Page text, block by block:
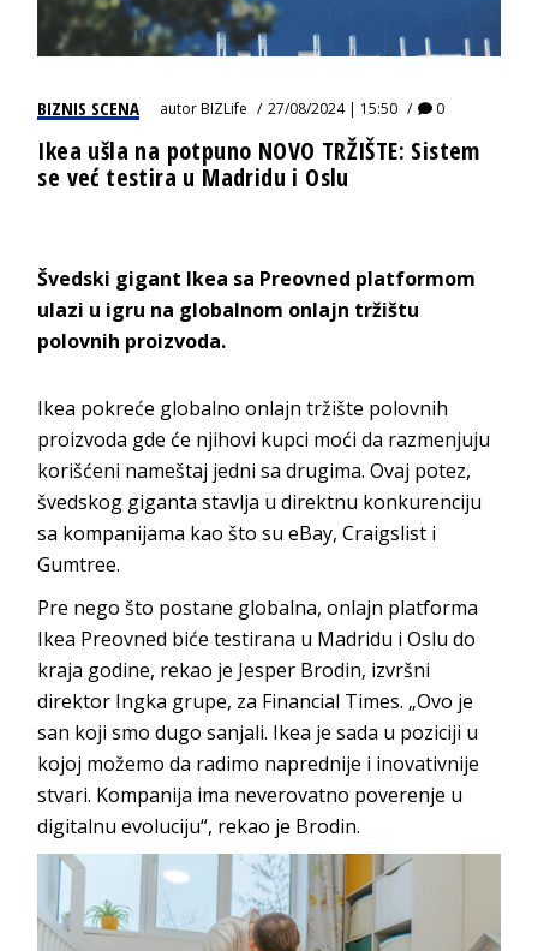
BIZNIS SCENA autorBIZLife 27/08/2024 | 15:50 0
Ikea ušla na potpuno NOVO TRŽIŠTE: Sistem
se već testira u Madridu i Oslu
Švedski gigant Ikea sa Preovned platformom
ulazi u igru na globalnom onlajn tržištu
polovnih proizvoda.
Ikea pokreće globalno onlajn tržište polovnih
proizvoda gde će njihovi kupci moći da razmenjuju
korišćeni nameštaj jedni sa drugima. Ovaj potez,
švedskog giganta stavlja u direktnu konkurenciju
sa kompanijama kao što su eBay, Craigslist i
Gumtree.
Pre nego što postane globalna, onlajn platforma
Ikea Preovned biće testirana u Madridu i Oslu do
kraja godine, rekao je Jesper Brodin, izvršni
direktor Ingka grupe, za Financial Times. „Ovo je
san koji smo dugo sanjali. Ikea je sada u poziciji u
kojoj možemo da radimo naprednije i inovativnije
stvari. Kompanija ima neverovatno poverenje u
digitalnu evoluciju“, rekao je Brodin.